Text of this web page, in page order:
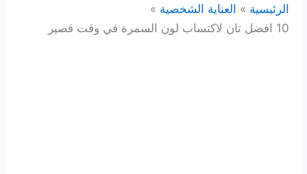
الرئيسية
العناية الشخصية
10 افضل تان لاكتساب لون السمرة في وقت قصير